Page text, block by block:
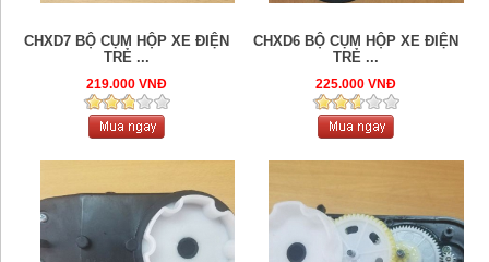
CHXD7 BỘ CỤM HỘP XE ĐIỆN
TRẺ ...
219.000 VNĐ
CHXD6 BỘ CỤM HỘP XE ĐIỆN
TRẺ ...
225.000 VNĐ